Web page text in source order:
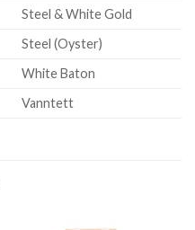
Steel & White Gold
Steel (Oyster)
White Baton
Vanntett